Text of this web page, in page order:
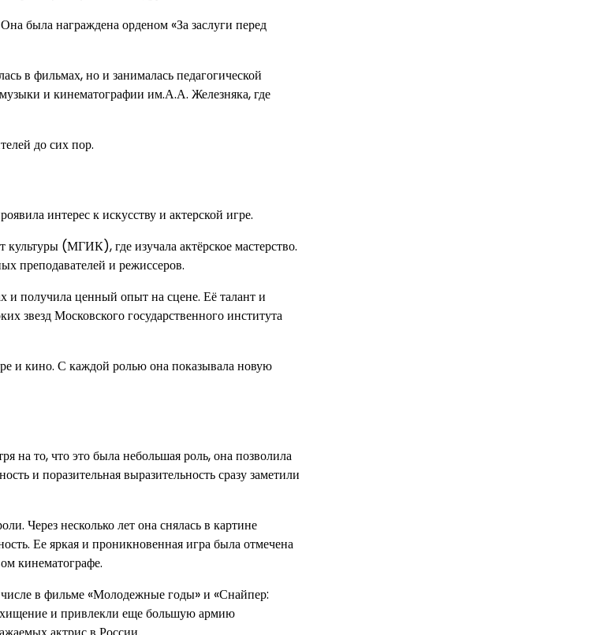
была награждена орденом «За заслуги перед
в фильмах, но и занималась педагогической
и кинематографии им.А.А. Железняка, где
до сих пор.
интерес к искусству и актерской игре.
(МГИК), где изучала актёрское мастерство.
преподавателей и режиссеров.
и получила ценный опыт на сцене. Её талант и
звезд Московского государственного института
и кино. С каждой ролью она показывала новую
то, что это была небольшая роль, она позволила
и поразительная выразительность сразу заметили
Через несколько лет она снялась в картине
Ее яркая и проникновенная игра была отмечена
кинематографе.
в фильме «Молодежные годы» и «Снайпер:
и привлекли еще большую армию